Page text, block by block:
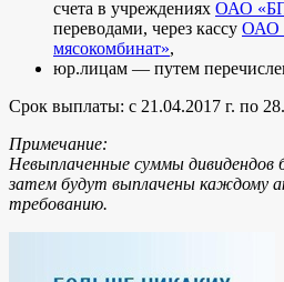
счета в учреждениях ОАО
переводами, через кассу ОАО
мясокомбинат»,
юр.лицам — путем
Срок выплаты: с 21.04.2017 г. по
Примечание:
Невыплаченные суммы дивидендов
затем будут выплачены каждому
требованию.